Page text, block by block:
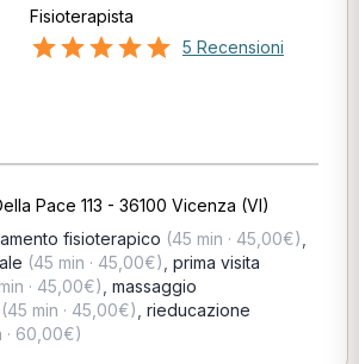
Fisioterapista
5 Recensioni
Pace 113 - 36100 Vicenza (VI)
fisioterapico (45 min · 45,00€)
(45 min · 45,00€) prima visita
· 45,00€) massaggio
(45 min · 45,00€) rieducazione
· 60,00€)